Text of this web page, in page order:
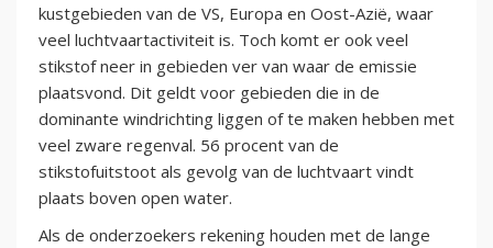
kustgebieden van de VS, Europa en Oost-Azië, waar
veel luchtvaartactiviteit is. Toch komt er ook veel
stikstof neer in gebieden ver van waar de emissie
plaatsvond. Dit geldt voor gebieden die in de
dominante windrichting liggen of te maken hebben met
veel zware regenval. 56 procent van de
stikstofuitstoot als gevolg van de luchtvaart vindt
plaats boven open water.
Als de onderzoekers rekening houden met de lange